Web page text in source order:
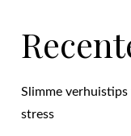
Slimme
stress